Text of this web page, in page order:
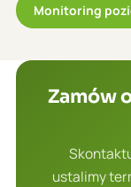
Monitoring
Zamów
ustalimy